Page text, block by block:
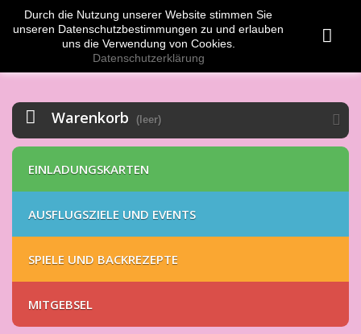
EUR
Warenkorb (leer)
EINLADUNGSKARTEN
AUSFLUGSZIELE UND EVENTS
SPIELE UND BACKREZEPTE
MITGEBSEL
Durch die Nutzung unserer Website stimmen Sie
unseren Datenschutzbestimmungen zu und erlauben
uns die Verwendung von Cookies.
Datenschutzerklärung